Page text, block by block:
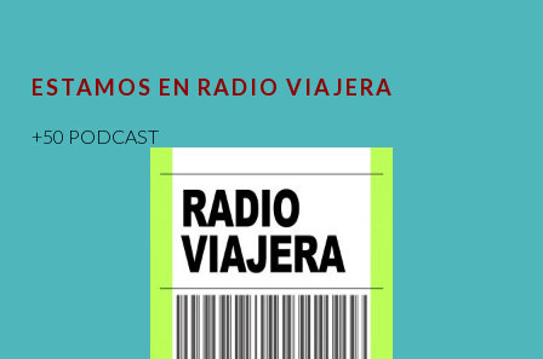
ESTAMOS EN RADIO VIAJERA
+50 PODCAST